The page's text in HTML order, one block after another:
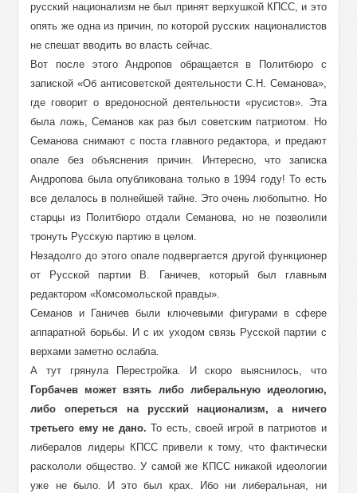
русский национализм не был принят верхушкой КПСС, и это
опять же одна из причин, по которой русских националистов
не спешат вводить во власть сейчас.
Вот после этого Андропов обращается в Политбюро с
запиской «Об антисоветской деятельности С.Н. Семанова»,
где говорит о вредоносной деятельности «русистов». Эта
была ложь, Семанов как раз был советским патриотом. Но
Семанова снимают с поста главного редактора, и предают
опале без объяснения причин. Интересно, что записка
Андропова была опубликована только в 1994 году! То есть
все делалось в полнейшей тайне. Это очень любопытно. Но
старцы из Политбюро отдали Семанова, но не позволили
тронуть Русскую партию в целом.
Незадолго до этого опале подвергается другой функционер
от Русской партии В. Ганичев, который был главным
редактором «Комсомольской правды».
Семанов и Ганичев были ключевыми фигурами в сфере
аппаратной борьбы. И с их уходом связь Русской партии с
верхами заметно ослабла.
А тут грянула Перестройка. И скоро выяснилось, что
Горбачев может взять либо либеральную идеологию,
либо опереться на русский национализм, а ничего
третьего ему не дано. То есть, своей игрой в патриотов и
либералов лидеры КПСС привели к тому, что фактически
раскололи общество. У самой же КПСС никакой идеологии
уже не было. И это был крах. Ибо ни либеральная, ни